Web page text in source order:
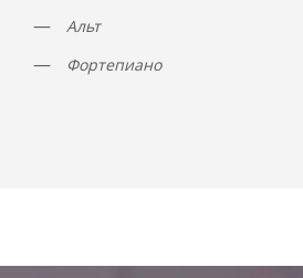
— Альт
— Фортепиано